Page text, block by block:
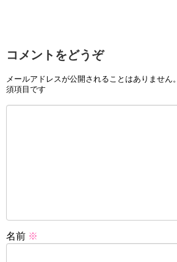
コメントをどうぞ
メールアドレスが公開されることはありません。
須項目です
名前 ※